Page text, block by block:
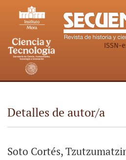
Detalles de autor/a
ISSN-
Detalles de autor/a
Soto Cortés,